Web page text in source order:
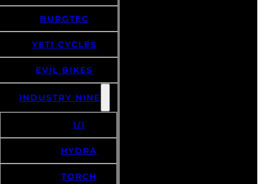
BURGTEC
YETI CYCLES
EVIL BIKES
INDUSTRY NINE
1/1
HYDRA
TORCH